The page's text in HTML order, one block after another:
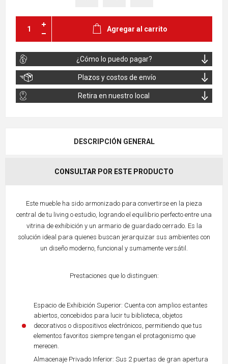
Agregar al carrito
¿Cómo lo puedo pagar?
Plazos y costos de envío
Retira en nuestro local
DESCRIPCIÓN GENERAL
CONSULTAR POR ESTE PRODUCTO
Este mueble ha sido armonizado para convertirse en la pieza
central de tu living o estudio, logrando el equilibrio perfecto entre una
vitrina de exhibición y un armario de guardado cerrado. Es la
solución ideal para quienes buscan jerarquizar sus ambientes con
un diseño moderno, funcional y sumamente versátil.
Prestaciones que lo distinguen:
Espacio de Exhibición Superior: Cuenta con amplios estantes
abiertos, concebidos para lucir tu biblioteca, objetos
decorativos o dispositivos electrónicos, permitiendo que tus
elementos favoritos siempre tengan el protagonismo que
merecen.
Almacenaje Privado Inferior: Sus 2 puertas de gran apertura